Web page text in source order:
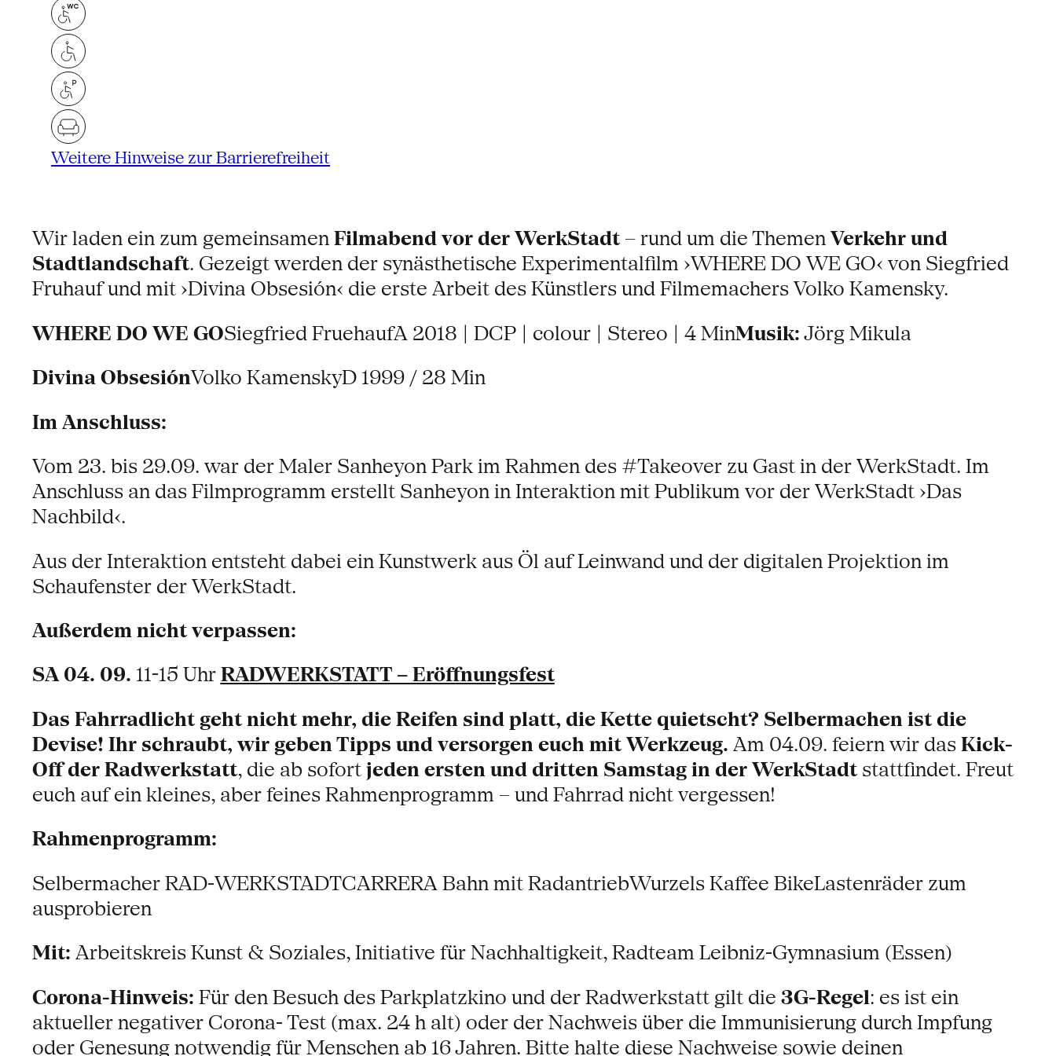
Weitere Hinweise zur Barrierefreiheit
Wir laden ein zum gemeinsamen Filmabend vor der WerkStadt– rund um die Themen Verkehr und
Stadtlandschaft. Gezeigt werden der synästhetische Experimentalfilm ›WHERE DO WE GO‹ von Siegfried
Fruhauf und mit ›Divina Obsesión‹ die erste Arbeit des Künstlers und Filmemachers Volko Kamensky.
WHERE DO WE GOSiegfried FruehaufA 2018 | DCP | colour | Stereo | 4 MinMusik: Jörg Mikula
Divina ObsesiónVolko KamenskyD 1999 / 28 Min
Im Anschluss:
Vom 23. bis 29.09. war der Maler Sanheyon Park im Rahmen des #Takeover zu Gast in der WerkStadt. Im
Anschluss an das Filmprogramm erstellt Sanheyon in Interaktion mit Publikum vor der WerkStadt ›Das
Nachbild‹.
Aus der Interaktion entsteht dabei ein Kunstwerk aus Öl auf Leinwand und der digitalen Projektion im
Schaufenster der WerkStadt.
Außerdem nicht verpassen:
SA 04. 09. 11-15 Uhr RADWERKSTATT – Eröffnungsfest
Das Fahrradlicht geht nicht mehr, die Reifen sind platt, die Kette quietscht? Selbermachen ist die
Devise! Ihr schraubt, wir geben Tipps und versorgen euch mit Werkzeug. Am 04.09. feiern wir das Kick-
Off der Radwerkstatt, die ab sofort jeden ersten und dritten Samstag in der WerkStadtstattfindet. Freut
euch auf ein kleines, aber feines Rahmenprogramm – und Fahrrad nicht vergessen!
Rahmenprogramm:
Selbermacher RAD-WERKSTADTCARRERA Bahn mit RadantriebWurzels Kaffee BikeLastenräder zum
ausprobieren
Mit: Arbeitskreis Kunst & Soziales, Initiative für Nachhaltigkeit, Radteam Leibniz-Gymnasium (Essen)
Corona-Hinweis: Für den Besuch des Parkplatzkino und der Radwerkstatt gilt die 3G-Regel: es ist ein
aktueller negativer Corona- Test (max. 24 h alt) oder der Nachweis über die Immunisierung durch Impfung
oder Genesung notwendig für Menschen ab 16 Jahren. Bitte halte diese Nachweise sowie deinen